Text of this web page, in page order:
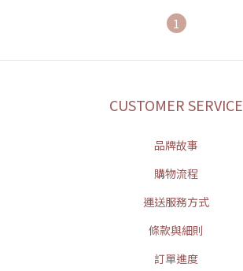
1
CUSTOMER SERVICE
品牌故事
購物流程
運送服務方式
條款與細則
訂單進度